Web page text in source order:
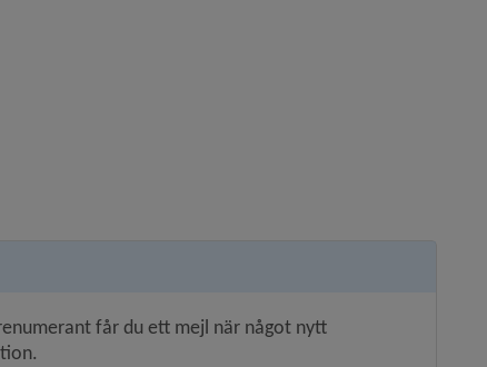
får du ett mejl när något nytt